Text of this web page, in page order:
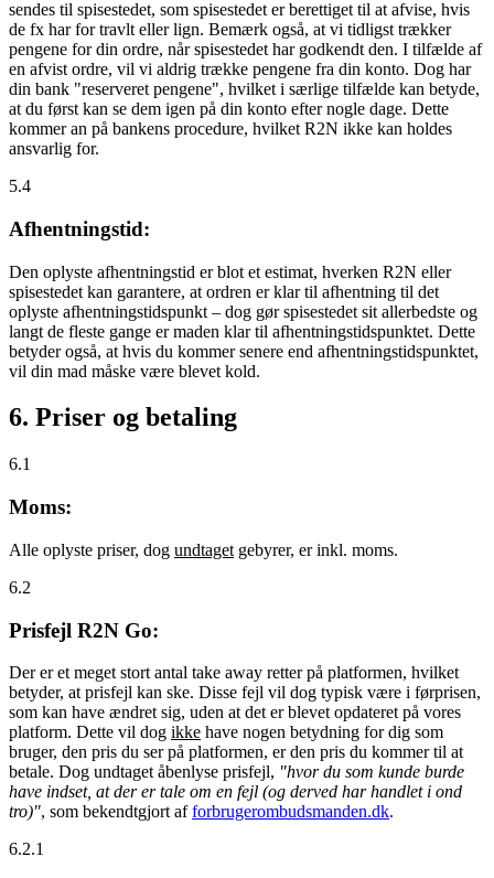
sendes til spisestedet, som spisestedet er berettiget til at afvise, hvis
de fx har for travlt eller lign. Bemærk også, at vi tidligst trækker
pengene for din ordre, når spisestedet har godkendt den. I tilfælde af
en afvist ordre, vil vi aldrig trække pengene fra din konto. Dog har
din bank "reserveret pengene", hvilket i særlige tilfælde kan betyde,
at du først kan se dem igen på din konto efter nogle dage. Dette
kommer an på bankens procedure, hvilket R2N ikke kan holdes
ansvarlig for.
5.4
Afhentningstid:
Den oplyste afhentningstid er blot et estimat, hverken R2N eller
spisestedet kan garantere, at ordren er klar til afhentning til det
oplyste afhentningstidspunkt – dog gør spisestedet sit allerbedste og
langt de fleste gange er maden klar til afhentningstidspunktet. Dette
betyder også, at hvis du kommer senere end afhentningstidspunktet,
vil din mad måske være blevet kold.
6. Priser og betaling
6.1
Moms:
Alle oplyste priser, dog undtaget gebyrer, er inkl. moms.
6.2
Prisfejl R2N Go:
Der er et meget stort antal take away retter på platformen, hvilket
betyder, at prisfejl kan ske. Disse fejl vil dog typisk være i førprisen,
som kan have ændret sig, uden at det er blevet opdateret på vores
platform. Dette vil dog ikke have nogen betydning for dig som
bruger, den pris du ser på platformen, er den pris du kommer til at
betale. Dog undtaget åbenlyse prisfejl, "hvor du som kunde burde
have indset, at der er tale om en fejl (og derved har handlet i ond
tro)", som bekendtgjort afforbrugerombudsmanden.dk.
6.2.1